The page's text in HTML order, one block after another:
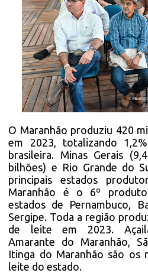
O Maranhão produziu 420
em 2023, totalizando
brasileira. Minas Gerais
bilhões) e Rio Grande do
principais estados
Maranhão é o 6º
estados de Pernambuco,
Sergipe. Toda a região
de leite em 2023.
Amarante do Maranhão,
Itinga do Maranhão são os
leite do estado.